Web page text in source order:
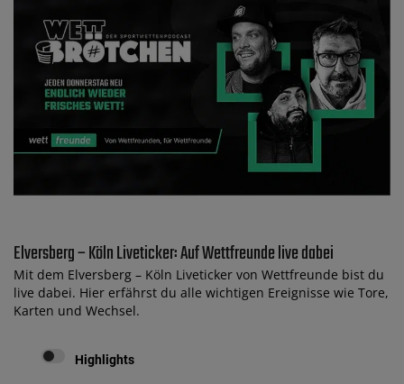
Elversberg – Köln Liveticker: Auf Wettfreunde live dabei
Mit dem Elversberg – Köln Liveticker von Wettfreunde bist du
live dabei. Hier erfährst du alle wichtigen Ereignisse wie Tore,
Karten und Wechsel.
Highlights